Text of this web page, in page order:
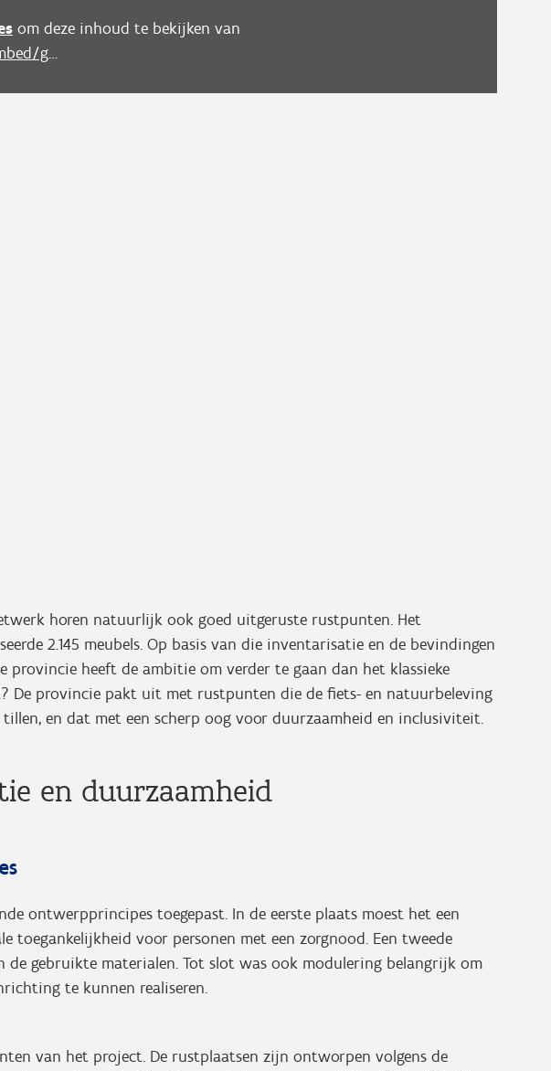
om deze inhoud te bekijken van
https://www.youtube.com/embed/ghb9UbGi21c?autoplay=0&start=0&rel=0
horen natuurlijk ook goed uitgeruste rustpunten. Het
2.145 meubels. Op basis van die inventarisatie en de bevindingen
provincie heeft de ambitie om verder te gaan dan het klassieke
De provincie pakt uit met rustpunten die de fiets- en natuurbeleving
en dat met een scherp oog voor duurzaamheid en inclusiviteit.
en duurzaamheid
ontwerpprincipes toegepast. In de eerste plaats moest het een
toegankelijkheid voor personen met een zorgnood. Een tweede
gebruikte materialen. Tot slot was ook modulering belangrijk om
te kunnen realiseren.
van het project. De rustplaatsen zijn ontworpen volgens de